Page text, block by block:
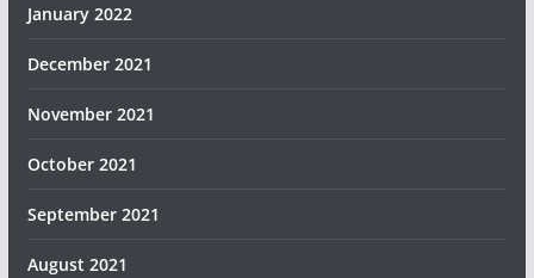
January 2022
December 2021
November 2021
October 2021
September 2021
August 2021